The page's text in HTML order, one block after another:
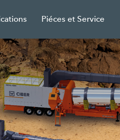
Piéces et Service